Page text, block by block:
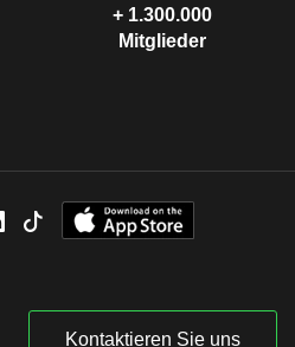
+ 1.300.000
Mitglieder
Kontaktieren Sie uns